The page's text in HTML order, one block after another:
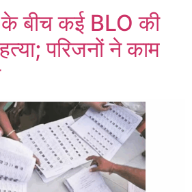
बीच कई BLO की
परिजनों ने काम